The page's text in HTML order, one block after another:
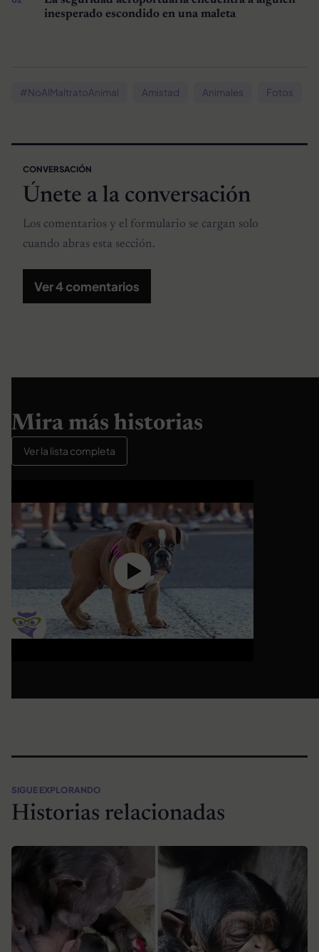
inesperado escondido en una maleta
#NoAlMaltratoAnimal Amistad Animales Fotos
CONVERSACIÓN
Únete a la conversación
Los comentarios y el formulario se cargan solo
cuando abras esta sección.
Ver 4 comentarios
Mira más historias
Ver la lista completa
SIGUE EXPLORANDO
Historias relacionadas